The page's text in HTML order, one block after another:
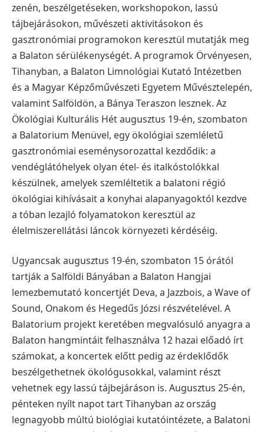
zenén, beszélgetéseken, workshopokon, lassú
tájbejárásokon, művészeti aktivitásokon és
gasztronómiai programokon keresztül mutatják meg
a Balaton sérülékenységét. A programok Örvényesen,
Tihanyban, a Balaton Limnológiai Kutató Intézetben
és a Magyar Képzőművészeti Egyetem Művésztelepén,
valamint Salföldön, a Bánya Teraszon lesznek. Az
Ökológiai Kulturális Hét augusztus 19-én, szombaton
a Balatorium Menüvel, egy ökológiai szemléletű
gasztronómiai eseménysorozattal kezdődik: a
vendéglátóhelyek olyan étel- és italkóstolókkal
készülnek, amelyek szemléltetik a balatoni régió
ökológiai kihívásait a konyhai alapanyagoktól kezdve
a tóban lezajló folyamatokon keresztül az
élelmiszerellátási láncok környezeti kérdéséig.
Ugyancsak augusztus 19-én, szombaton 15 órától
tartják a Salföldi Bányában a Balaton Hangjai
lemezbemutató koncertjét Deva, a Jazzbois, a Wave of
Sound, Onakom és Hegedűs Józsi részvételével. A
Balatorium projekt keretében megvalósuló anyagra a
Balaton hangmintáit felhasználva 12 hazai előadó írt
számokat, a koncertek előtt pedig az érdeklődők
beszélgethetnek ökológusokkal, valamint részt
vehetnek egy lassú tájbejáráson is. Augusztus 25-én,
pénteken nyílt napot tart Tihanyban az ország
legnagyobb múltú biológiai kutatóintézete, a Balatoni